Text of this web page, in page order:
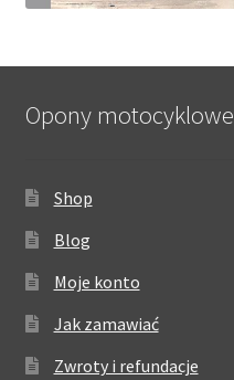
Opony motocyklowe
Shop
Blog
Moje konto
Jak zamawiać
Zwroty i refundacje